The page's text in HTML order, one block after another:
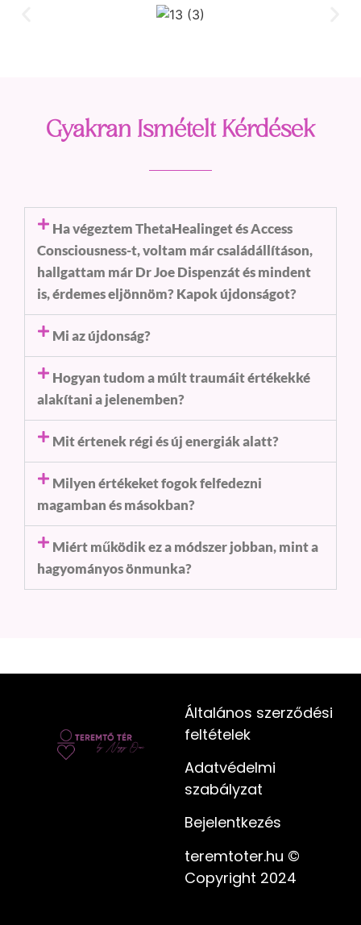
Gyakran Ismételt Kérdések
Ha végeztem ThetaHealinget és Access
Consciousness-t, voltam már családállításon,
hallgattam már Dr Joe Dispenzát és mindent
is, érdemes eljönnöm? Kapok újdonságot?
Mi az újdonság?
Hogyan tudom a múlt traumáit értékekké
alakítani a jelenemben?
Mit értenek régi és új energiák alatt?
Milyen értékeket fogok felfedezni
magamban és másokban?
Miért működik ez a módszer jobban, mint a
hagyományos önmunka?
Általános szerződési
feltételek
Adatvédelmi
szabályzat
Bejelentkezés
teremtoter.hu ©
Copyright 2024